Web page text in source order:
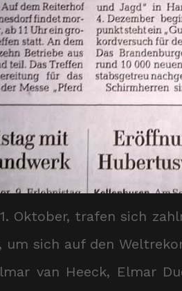
Oktober, trafen sich
um sich auf den
van Heeck, Elmar